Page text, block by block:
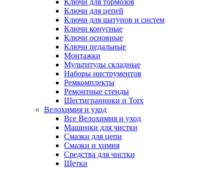
Ключи для тормозов
Ключи для цепей
Ключи для шатунов и систем
Ключи конусные
Ключи основные
Ключи педальные
Монтажки
Мультитулы складные
Наборы инструментов
Ремкомплекты
Ремонтные стенды
Шестигранники и Torx
Велохимия и уход
Все Велохимия и уход
Машинки для чистки
Смазки для цепи
Смазки и химия
Средства для чистки
Щетки